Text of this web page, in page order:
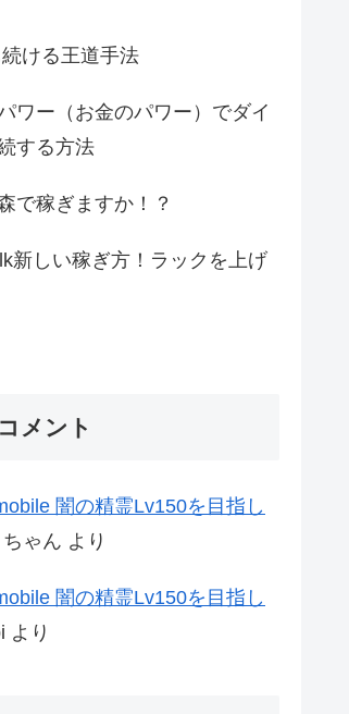
ける王道手法
ワー（お金のパワー）でダイ
する方法
で稼ぎますか！？
新しい稼ぎ方！ラックを上げ
メント
闇の精霊Lv150を目指し
ゃん より
闇の精霊Lv150を目指し
より